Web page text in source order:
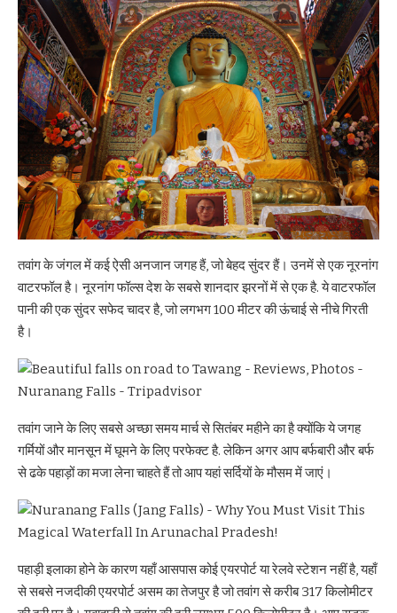
तवांग के जंगल में कई ऐसी अनजान जगह हैं, जो बेहद सुंदर हैं। उनमें से एक नूरनांग
वाटरफॉल है। नूरनांग फॉल्स देश के सबसे शानदार झरनों में से एक है. ये वाटरफॉल
पानी की एक सुंदर सफेद चादर है, जो लगभग 100 मीटर की ऊंचाई से नीचे गिरती
है।
तवांग जाने के लिए सबसे अच्छा समय मार्च से सितंबर महीने का है क्योंकि ये जगह
गर्मियों और मानसून में घूमने के लिए परफेक्ट है. लेकिन अगर आप बर्फबारी और बर्फ
से ढके पहाड़ों का मजा लेना चाहते हैं तो आप यहां सर्दियों के मौसम में जाएं।
पहाड़ी इलाका होने के कारण यहाँ आसपास कोई एयरपोर्ट या रेलवे स्टेशन नहीं है, यहाँ
से सबसे नजदीकी एयरपोर्ट असम का तेजपुर है जो तवांग से करीब 317 किलोमीटर